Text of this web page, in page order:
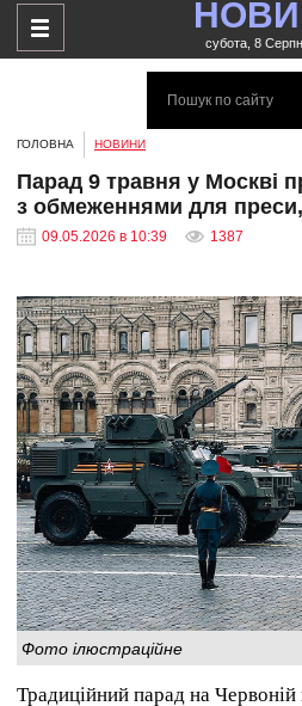
субота, 8
ГОЛОВНА НОВИНИ
Парад 9 травня у Москві
з обмеженнями для
09.05.2026 в 10:39 1387
Фото ілюстраційне
Традиційний парад на